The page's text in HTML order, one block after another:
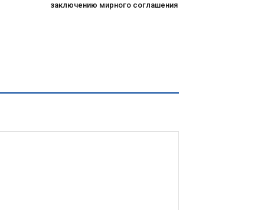
заключению мирного соглашения